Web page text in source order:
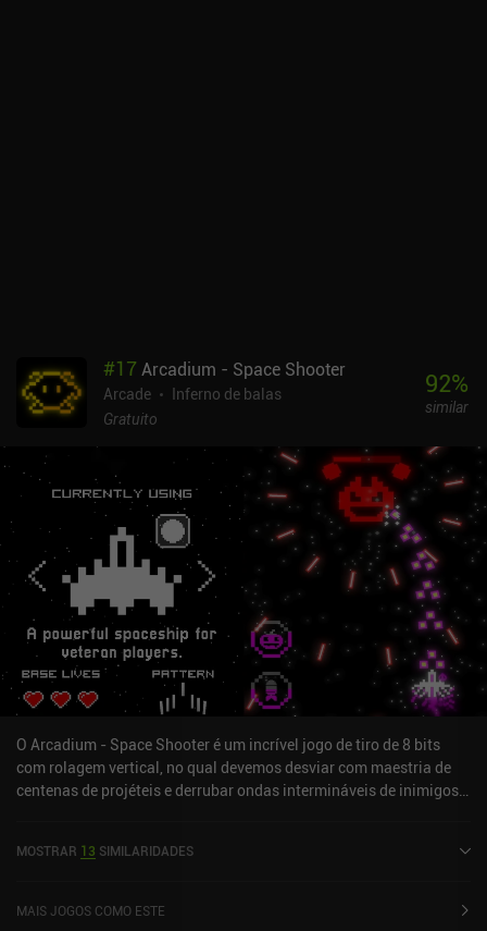
adicional. Se estiver procurando um shmup de luxo para sessões
de jogo mais longas, Flying Tank é uma recomendação fácil. E com
8 missões para jogar antes de se comprometer, não há motivo para
não experimentar.
#17Arcadium - Space Shooter
Arcade
Inferno de balas
Gratuito
92%
similar
O Arcadium - Space Shooter é um incrível jogo de tiro de 8 bits
com rolagem vertical, no qual devemos desviar com maestria de
centenas de projéteis e derrubar ondas intermináveis de inimigos
espacial que usamos para combater alienígenas perigosos. Onda
constantemente nossas armas, desviamos de objetos que se
MOSTRAR 13 SIMILARIDADES
MAIS JOGOS COMO ESTE